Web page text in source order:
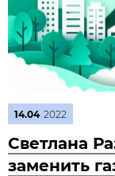
14.04 2022
Светлана
заменить